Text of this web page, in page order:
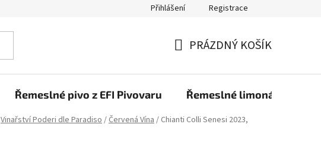
Přihlášení Registrace
KOŠÍK
PRÁZDNÝ KOŠÍK
Řemeslné pivo z EFI Pivovaru Řemeslné limonády z EFI
Vinařství Poderi dle Paradiso/Červená Vína/ Chianti Colli Senesi 2023,